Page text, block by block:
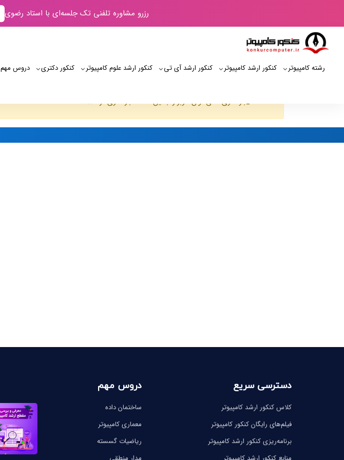
رزرو مشاوره تلفنی تک جلسه‌ای با استاد رضوی
رشته کامپیوتر کنکور ارشد کامپیوتر کنکور ارشد آی‌ تی کنکور ارشد علوم کامپیوتر کنکور دکتری دروس مهم
JUser: :_بارگذاری :نمی توان کاربر را با این شناسه بارگذاری کرد: 198
دسترسی سریع
کلاس کنکور ارشد کامپیوتر
فیلم‌های رایگان کنکور کامپیوتر
برنامه‌ریزی کنکور ارشد کامپیوتر
دروس مهم
ساختمان داده
معماری کامپیوتر
ریاضیات گسسته